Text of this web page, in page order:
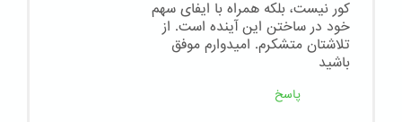
کور نیست، بلکه همراه با ایفای سهم
خود در ساختن این آینده است. از
تلاشتان متشکرم. امیدوارم موفق
باشید
پاسخ